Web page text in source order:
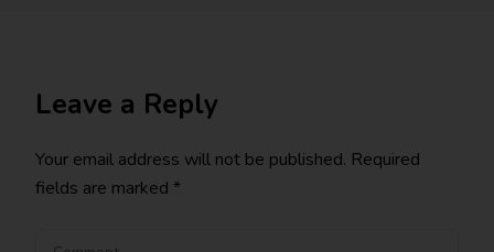
Leave a Reply
Your email address will not be published. Required
fields are marked *